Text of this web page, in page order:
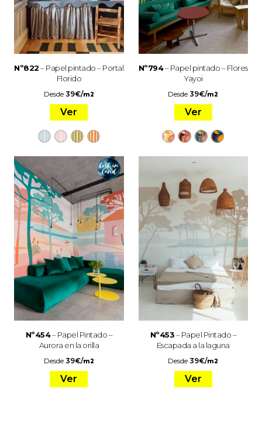
Nº822– Papel pintado – Portal
Florido
Desde 39€/m2
Ver
Nº794– Papel pintado – Flores
Yayoi
Desde39€/m2
Ver
Nº454– Papel Pintado –
Aurora en la orilla
Desde 39€/m2
Ver
Nº453– Papel Pintado –
Escapada a la laguna
Desde39€/m2
Ver